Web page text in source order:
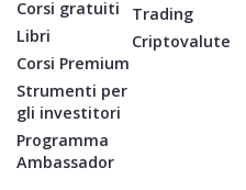
Corsi gratuiti
Libri
Corsi Premium
Strumenti per
gli investitori
Programma
Ambassador
Trading
Criptovalute